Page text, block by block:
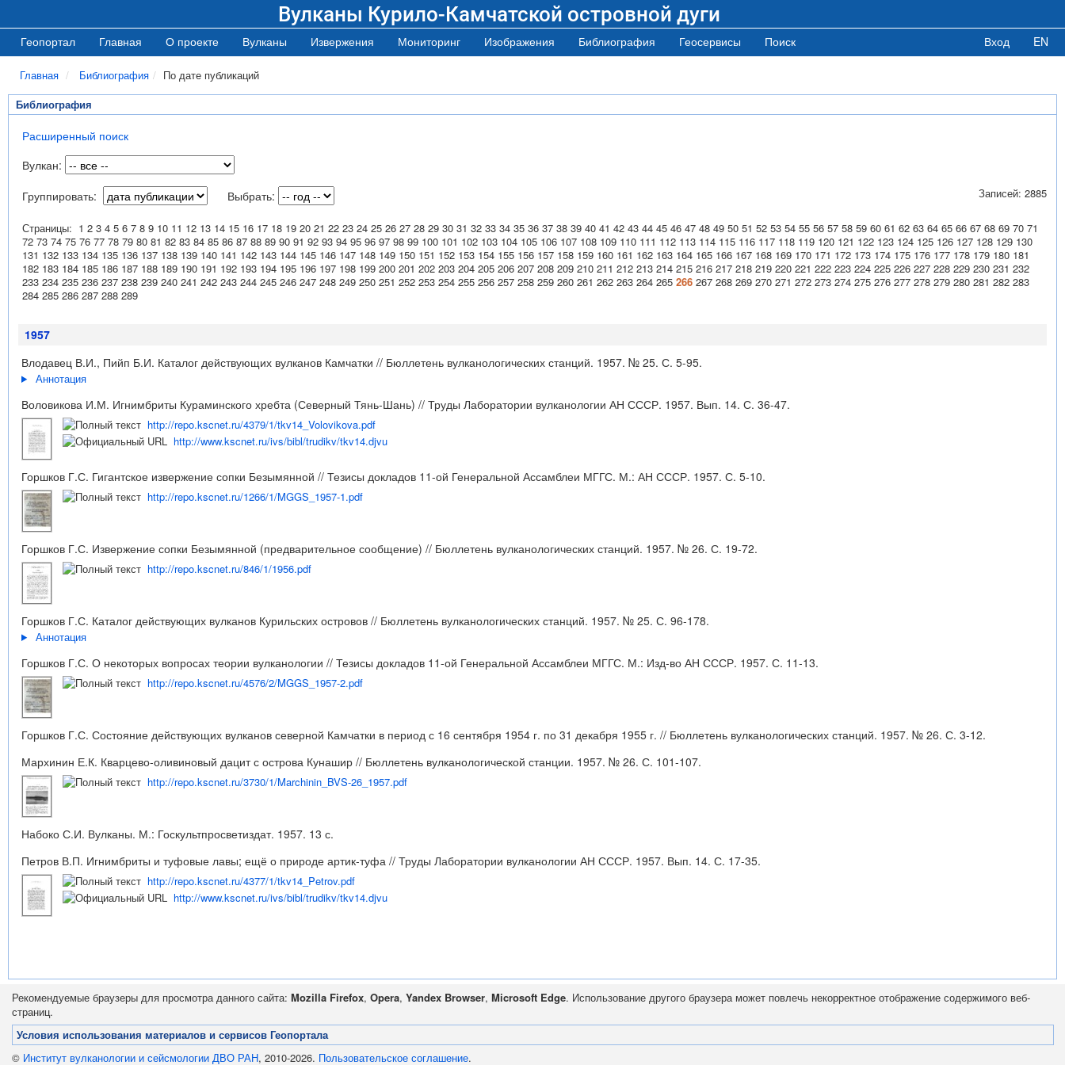
Вулканы Курило-Камчатской островной дуги
Геопортал Главная О проекте Вулканы Извержения Мониторинг Изображения Библиография Геосервисы Поиск Вход EN
Главная Библиография По дате публикаций
Библиография
Расширенный поиск
Вулкан:
Группировать:
Выбрать: Записей: 2885
Страницы: 1 2 3 4 5 6 7 8 9 10 11 12 13 14 15 16 17 18 19 20 21 22 23 24 25 26 27 28 29 30 31 32 33 34 35 36 37 38 39 40 41 42 43 44 45 46 47 48 49 50 51 52 53 54 55 56 57 58 59 60 61 62 63 64 65 66 67 68 69 70 71
72 73 74 75 76 77 78 79 80 81 82 83 84 85 86 87 88 89 90 91 92 93 94 95 96 97 98 99 100 101 102 103 104 105 106 107 108 109 110 111 112 113 114 115 116 117 118 119 120 121 122 123 124 125 126 127 128 129 130
131 132 133 134 135 136 137 138 139 140 141 142 143 144 145 146 147 148 149 150 151 152 153 154 155 156 157 158 159 160 161 162 163 164 165 166 167 168 169 170 171 172 173 174 175 176 177 178 179 180 181
182 183 184 185 186 187 188 189 190 191 192 193 194 195 196 197 198 199 200 201 202 203 204 205 206 207 208 209 210 211 212 213 214 215 216 217 218 219 220 221 222 223 224 225 226 227 228 229 230 231 232
233 234 235 236 237 238 239 240 241 242 243 244 245 246 247 248 249 250 251 252 253 254 255 256 257 258 259 260 261 262 263 264 265 266 267 268 269 270 271 272 273 274 275 276 277 278 279 280 281 282 283
284 285 286 287 288 289
1957
Влодавец В.И., Пийп Б.И. Каталог действующих вулканов Камчатки // Бюллетень вулканологических станций. 1957. № 25. С. 5-95.
Аннотация
Воловикова И.М. Игнимбриты Кураминского хребта (Северный Тянь-Шань) // Труды Лаборатории вулканологии АН СССР. 1957. Вып. 14. С. 36-47.
http://repo.kscnet.ru/4379/1/tkv14_Volovikova.pdf
http://www.kscnet.ru/ivs/bibl/trudikv/tkv14.djvu
Горшков Г.С. Гигантское извержение сопки Безымянной // Тезисы докладов 11-ой Генеральной Ассамблеи МГГС. М.: АН СССР. 1957. С. 5-10.
http://repo.kscnet.ru/1266/1/MGGS_1957-1.pdf
Горшков Г.С. Извержение сопки Безымянной (предварительное сообщение) // Бюллетень вулканологических станций. 1957. № 26. С. 19-72.
http://repo.kscnet.ru/846/1/1956.pdf
Горшков Г.С. Каталог действующих вулканов Курильских островов // Бюллетень вулканологических станций. 1957. № 25. С. 96-178.
Аннотация
Горшков Г.С. О некоторых вопросах теории вулканологии // Тезисы докладов 11-ой Генеральной Ассамблеи МГГС. М.: Изд-во АН СССР. 1957. С. 11-13.
http://repo.kscnet.ru/4576/2/MGGS_1957-2.pdf
Горшков Г.С. Состояние действующих вулканов северной Камчатки в период с 16 сентября 1954 г. по 31 декабря 1955 г. // Бюллетень вулканологических станций. 1957. № 26. С. 3-12.
Мархинин Е.К. Кварцево-оливиновый дацит с острова Кунашир // Бюллетень вулканологической станции. 1957. № 26. С. 101-107.
http://repo.kscnet.ru/3730/1/Marchinin_BVS-26_1957.pdf
Набоко С.И. Вулканы. М.: Госкультпросветиздат. 1957. 13 с.
Петров В.П. Игнимбриты и туфовые лавы; ещё о природе артик-туфа // Труды Лаборатории вулканологии АН СССР. 1957. Вып. 14. С. 17-35.
http://repo.kscnet.ru/4377/1/tkv14_Petrov.pdf
http://www.kscnet.ru/ivs/bibl/trudikv/tkv14.djvu
Рекомендуемые браузеры для просмотра данного сайта: Mozilla Firefox, Opera, Yandex Browser, Microsoft Edge. Использование другого браузера может повлечь некорректное отображение содержимого веб-
страниц.
Условия использования материалов и сервисов Геопортала
© Институт вулканологии и сейсмологии ДВО РАН, 2010-2026. Пользовательское соглашение.